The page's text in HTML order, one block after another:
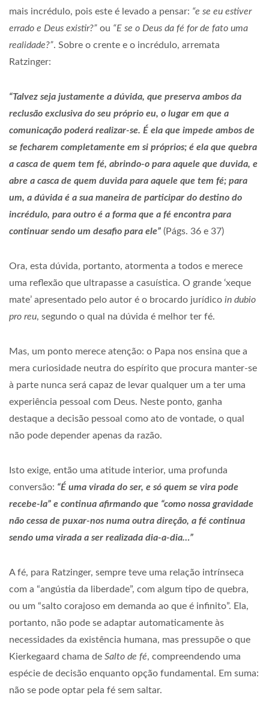
mais incrédulo, pois este é levado a pensar: “e se eu estiver
errado e Deus existir?” ou “E se o Deus da fé for de fato uma
realidade?”. Sobre o crente e o incrédulo, arremata
Ratzinger:
“Talvez seja justamente a dúvida, que preserva ambos da
reclusão exclusiva do seu próprio eu, o lugar em que a
comunicação poderá realizar-se. É ela que impede ambos de
se fecharem completamente em si próprios; é ela que quebra
a casca de quem tem fé, abrindo-o para aquele que duvida, e
abre a casca de quem duvida para aquele que tem fé; para
um, a dúvida é a sua maneira de participar do destino do
incrédulo, para outro é a forma que a fé encontra para
continuar sendo um desafio para ele” (Págs. 36 e 37)
Ora, esta dúvida, portanto, atormenta a todos e merece
uma reflexão que ultrapasse a casuística. O grande ‘xeque
mate’ apresentado pelo autor é o brocardo jurídico in dubio
pro reu, segundo o qual na dúvida é melhor ter fé.
Mas, um ponto merece atenção: o Papa nos ensina que a
mera curiosidade neutra do espírito que procura manter-se
à parte nunca será capaz de levar qualquer um a ter uma
experiência pessoal com Deus. Neste ponto, ganha
destaque a decisão pessoal como ato de vontade, o qual
não pode depender apenas da razão.
Isto exige, então uma atitude interior, uma profunda
conversão: “É uma virada do ser, e só quem se vira pode
recebe-la” e continua afirmando que “como nossa gravidade
não cessa de puxar-nos numa outra direção, a fé continua
sendo uma virada a ser realizada dia-a-dia…”
A fé, para Ratzinger, sempre teve uma relação intrínseca
com a “angústia da liberdade”, com algum tipo de quebra,
ou um “salto corajoso em demanda ao que é infinito”. Ela,
portanto, não pode se adaptar automaticamente às
necessidades da existência humana, mas pressupõe o que
Kierkegaard chama de Salto de fé, compreendendo uma
espécie de decisão enquanto opção fundamental. Em suma:
não se pode optar pela fé sem saltar.